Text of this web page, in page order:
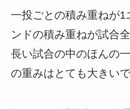
一投ごとの積み重ねが
ンドの積み重ねが試合
長い試合の中のほんの
の重みはとても大きいで